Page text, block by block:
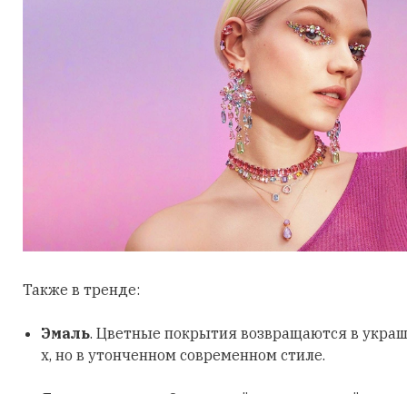
Также в тренде:
Эмаль. Цветные покрытия возвращаются в
х, но в утонченном современном стиле.